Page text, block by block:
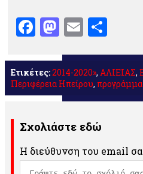
Facebook
Mastodon
Email
Ετικέτες:2014-2020», ΑΛΙΕΙΑΣ,
Περιφέρεια Ηπείρου,
Σχολιάστε εδώ
Η διεύθυνση του email